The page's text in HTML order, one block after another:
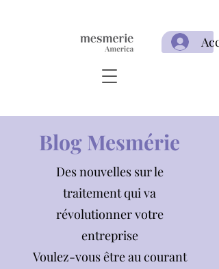
Blog Mesmérie
Des nouvelles sur le
traitement qui va
révolutionner votre
entreprise
Voulez-vous être au courant